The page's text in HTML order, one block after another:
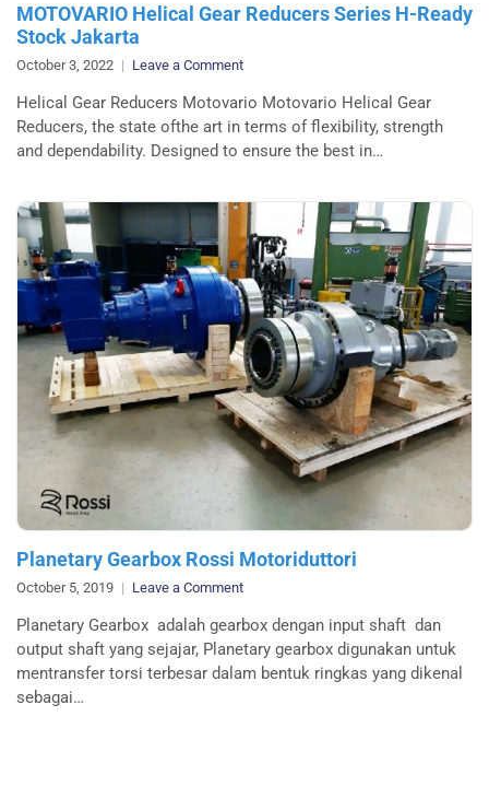
MOTOVARIO Helical Gear Reducers Series H-Ready
Stock Jakarta
October 3, 2022 Leave a Commenton
Helical
Gear
Reducers
H-
Ready
Stock
Jakarta
Helical Gear Reducers Motovario Motovario Helical Gear
Reducers, the state ofthe art in terms of flexibility, strength
and dependability. Designed to ensure the best in…
Planetary Gearbox Rossi Motoriduttori
October 5, 2019 Leave a Commenton
Gearbox
Rossi
Motoriduttori
Planetary Gearbox adalah gearbox dengan input shaft dan
output shaft yang sejajar, Planetary gearbox digunakan untuk
mentransfer torsi terbesar dalam bentuk ringkas yang dikenal
sebagai…